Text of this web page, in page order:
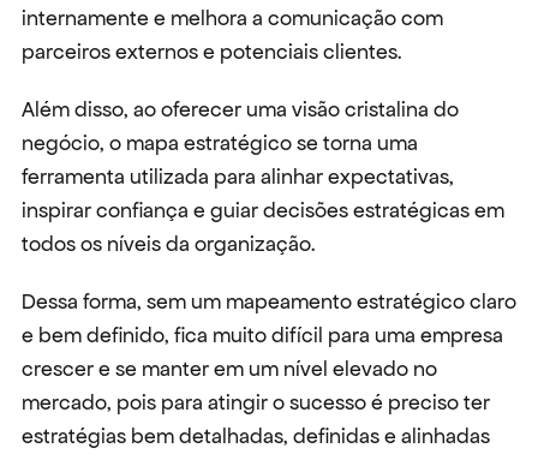
internamente e melhora a comunicação com
parceiros externos e potenciais clientes.
Além disso, ao oferecer uma visão cristalina do
negócio, o mapa estratégico se torna uma
ferramenta utilizada para alinhar expectativas,
inspirar confiança e guiar decisões estratégicas em
todos os níveis da organização.
Dessa forma, sem um mapeamento estratégico claro
e bem definido, fica muito difícil para uma empresa
crescer e se manter em um nível elevado no
mercado, pois para atingir o sucesso é preciso ter
estratégias bem detalhadas, definidas e alinhadas